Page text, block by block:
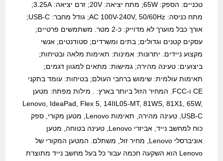
טכניים: הספק: 65W; מתח יציאה: 20V; זרם יציאה: 3.25A;
מתח כניסה: AC 100V-240V, 50/60Hz; גודל מחבר: USB-C;
אורך כבל מוערך לא מדוייק: כ-2 מטר. משתמשים פרטיים;
עסקים קטנים וגדולים; בתים ומשרדים; סטודנטים; אנשי
מקצוע ניידים. יתרונות: אמינות: תאימות מלאה ובטיחות;
ביצועים: טעינה מהירה; גמישות: מתאים למגוון דגמים;
תאימות עולמית: שימוש ברחבי העולם; בטיחות: עומד בתקני
CE ו-FCC. המחיר הזול ביותר בארץ: . מילות מפתח: מטען
Lenovo, IdeaPad, Flex 5, 14IIL05-MT, 81WS, 81X1, 65W,
USB-C, טעינה מהירה, תאימות Lenovo, מטען מקורי, ספק
כוח למחשב נייד, אביזרי Lenovo, טעינה בטוחה, מטען
אוניברסלי Lenovo, מחיר זול, משתלם. המטען המקורי של
Lenovo הוא השקעה חכמה עבור כל בעל מחשב נייד מתוצרת